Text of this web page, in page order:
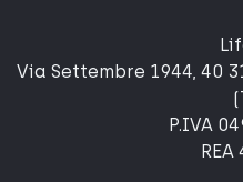
Via Settembre 1944, 40
P.IVA